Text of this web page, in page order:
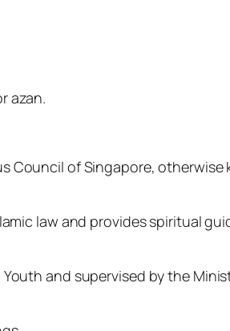
azan.
Council of Singapore, otherwise
law and provides spiritual
and supervised by the